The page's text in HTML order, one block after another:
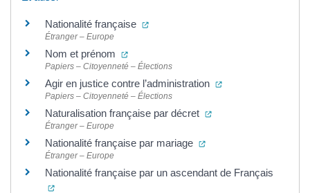
Nationalité française (ouverture dans un nouvel onglet)
Étranger – Europe
Nom et prénom (ouverture dans un nouvel onglet)
Papiers – Citoyenneté – Élections
Agir en justice contre l’administration (ouverture dans un
Papiers – Citoyenneté – Élections
Naturalisation française par décret (ouverture dans un
Étranger – Europe
Nationalité française par mariage (ouverture dans un
Étranger – Europe
Nationalité française par un ascendant de Français
(ouverture dans un nouvel onglet)